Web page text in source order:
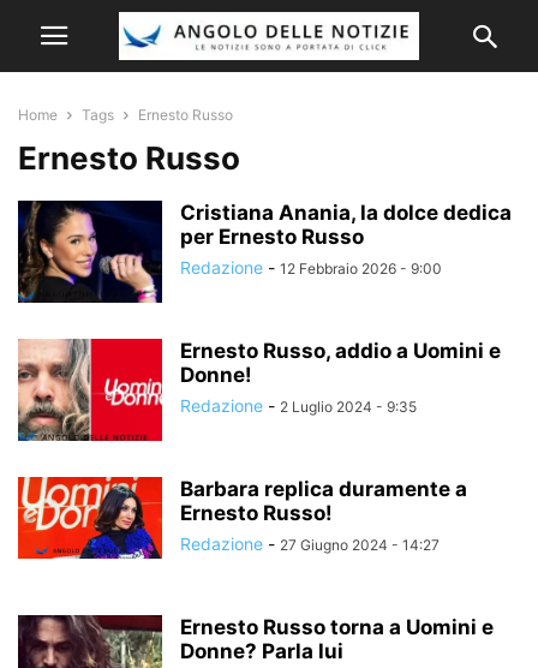
Home Tags Ernesto Russo
Ernesto Russo
Cristiana Anania, la dolce dedica
per Ernesto Russo
Redazione - 12 Febbraio 2026 - 9:00
Ernesto Russo, addio a Uomini e
Donne!
Redazione - 2 Luglio 2024 - 9:35
Barbara replica duramente a
Ernesto Russo!
Redazione - 27 Giugno 2024 - 14:27
Ernesto Russo torna a Uomini e
Donne? Parla lui